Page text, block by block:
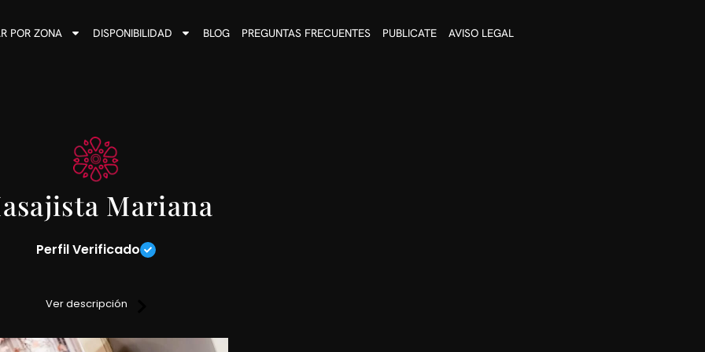
POR ZONA DISPONIBILIDAD BLOG PREGUNTAS FRECUENTES PUBLICATE AVISO LEGAL
Mariana
Perfil Verificado
con los cuales te voy a ir llevando hacia el camino del placer y la relajación.
Lugar discreto y reservado.
Ver descripción